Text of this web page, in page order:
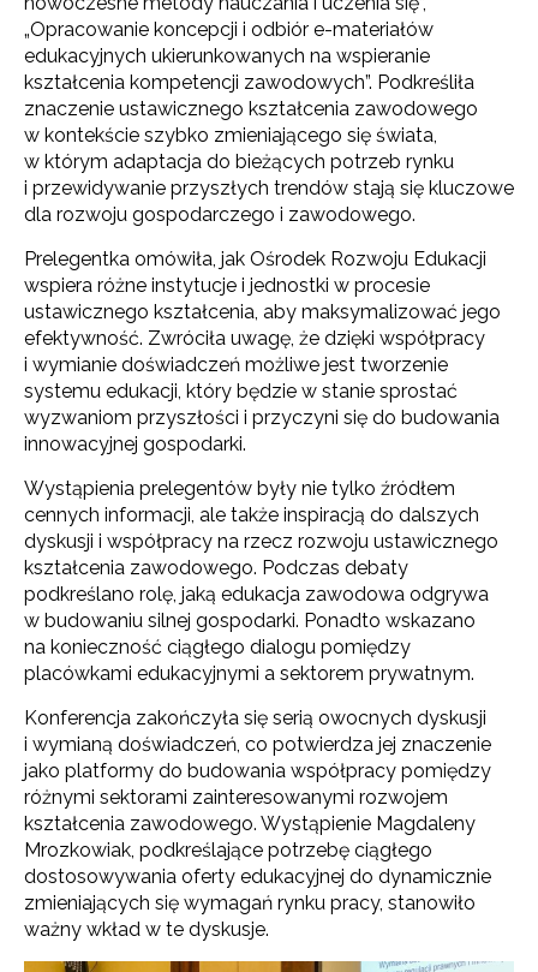
„Opracowanie koncepcji i odbiór e-materiałów
edukacyjnych ukierunkowanych na wspieranie
kształcenia kompetencji zawodowych”. Podkreśliła
znaczenie ustawicznego kształcenia zawodowego
w kontekście szybko zmieniającego się świata,
w którym adaptacja do bieżących potrzeb rynku
i przewidywanie przyszłych trendów stają się kluczowe
dla rozwoju gospodarczego i zawodowego.
Prelegentka omówiła, jak Ośrodek Rozwoju Edukacji
wspiera różne instytucje i jednostki w procesie
ustawicznego kształcenia, aby maksymalizować jego
efektywność. Zwróciła uwagę, że dzięki współpracy
i wymianie doświadczeń możliwe jest tworzenie
systemu edukacji, który będzie w stanie sprostać
wyzwaniom przyszłości i przyczyni się do budowania
innowacyjnej gospodarki.
Wystąpienia prelegentów były nie tylko źródłem
cennych informacji, ale także inspiracją do dalszych
dyskusji i współpracy na rzecz rozwoju ustawicznego
kształcenia zawodowego. Podczas debaty
podkreślano rolę, jaką edukacja zawodowa odgrywa
w budowaniu silnej gospodarki. Ponadto wskazano
na konieczność ciągłego dialogu pomiędzy
placówkami edukacyjnymi a sektorem prywatnym.
Konferencja zakończyła się serią owocnych dyskusji
i wymianą doświadczeń, co potwierdza jej znaczenie
jako platformy do budowania współpracy pomiędzy
różnymi sektorami zainteresowanymi rozwojem
kształcenia zawodowego. Wystąpienie Magdaleny
Mrozkowiak, podkreślające potrzebę ciągłego
dostosowywania oferty edukacyjnej do dynamicznie
zmieniających się wymagań rynku pracy, stanowiło
ważny wkład w te dyskusje.